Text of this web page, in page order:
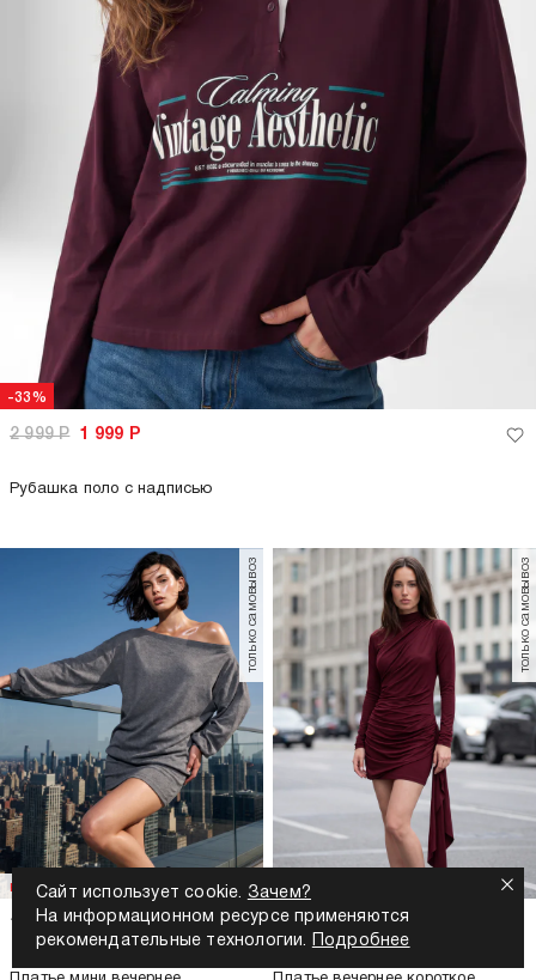
-33%
2 999Р 1 999 Р
Рубашка поло с надписью
новинка
только самовывоз
1 999Р
новинка
только самовывоз
1 999Р
Сайт использует cookie. Зачем?
На информационном ресурсе применяются
рекомендательные технологии.
Подробнее